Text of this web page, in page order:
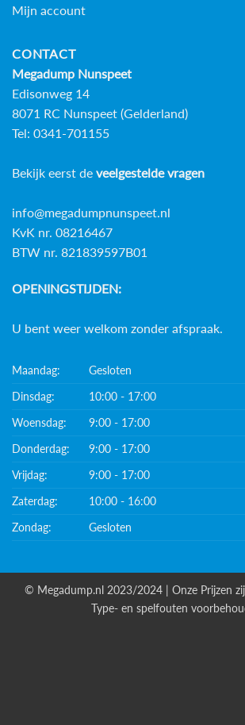
Mijn account
CONTACT
Megadump Nunspeet
Edisonweg 14
8071 RC Nunspeet (Gelderland)
Tel: 0341-701155
Bekijk eerst de veelgestelde vragen
info@megadumpnunspeet.nl
KvK nr. 08216467
BTW nr. 821839597B01
OPENINGSTIJDEN:
U bent weer welkom zonder afspraak.
Maandag:
Gesloten
Dinsdag:
10:00 - 17:00
Woensdag:
9:00 - 17:00
Donderdag:
9:00 - 17:00
Vrijdag:
9:00 - 17:00
Zaterdag:
10:00 - 16:00
Zondag:
Gesloten
© Megadump.nl 2023/2024 | Onze Prijzen
Type- en spelfouten